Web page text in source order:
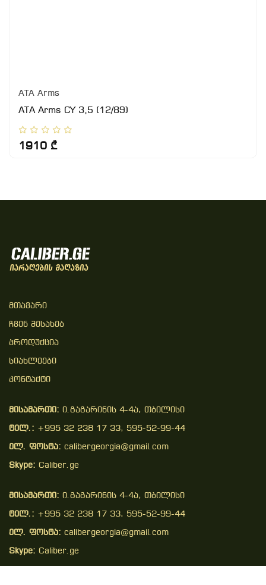
ATA Arms
ATA Arms CY 3,5 (12/89)
1910 ₾
Მთავარი
Ჩვენ Შესახებ
Პროდუქცია
Სიახლეები
Კონტაქტი
მისამართი: ი.გაგარინის 4-4ა, თბილისი
ტელ.: +995 32 238 17 33, 595-52-99-44
ელ. ფოსტა: calibergeorgia@gmail.com
Skype: Caliber.ge
მისამართი: ი.გაგარინის 4-4ა, თბილისი
ტელ.: +995 32 238 17 33, 595-52-99-44
ელ. ფოსტა: calibergeorgia@gmail.com
Skype: Caliber.ge